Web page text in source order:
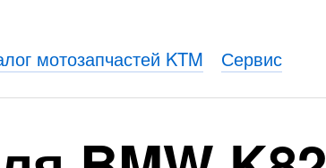
мотозапчастей KTM Сервис